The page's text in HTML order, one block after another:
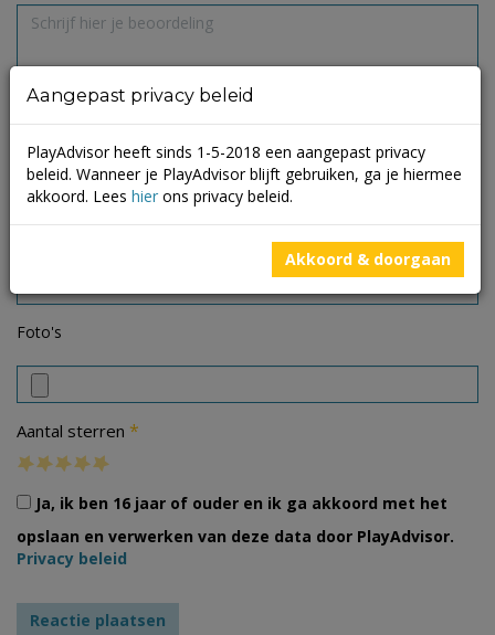
Foto's
Aantal sterren *
Ja, ik ben 16 jaar of ouder en ik ga akkoord met het
opslaan en verwerken van deze data door PlayAdvisor.
Privacy beleid
Aangepast privacy beleid
PlayAdvisor heeft sinds 1-5-2018 een aangepast privacy
beleid. Wanneer je PlayAdvisor blijft gebruiken, ga je hiermee
akkoord. Lees hier ons privacy beleid.
Akkoord & doorgaan